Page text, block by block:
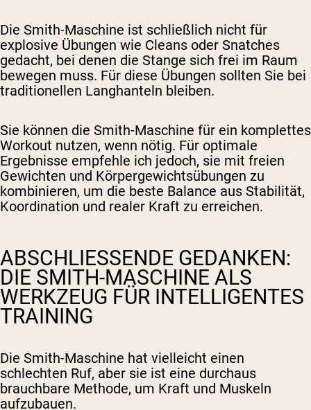
Die Smith-Maschine ist schließlich nicht für
explosive Übungen wie Cleans oder Snatches
gedacht, bei denen die Stange sich frei im Raum
bewegen muss. Für diese Übungen sollten Sie bei
traditionellen Langhanteln bleiben.
Sie können die Smith-Maschine für ein komplettes
Workout nutzen, wenn nötig. Für optimale
Ergebnisse empfehle ich jedoch, sie mit freien
Gewichten und Körpergewichtsübungen zu
kombinieren, um die beste Balance aus Stabilität,
Koordination und realer Kraft zu erreichen.
ABSCHLIESSENDE GEDANKEN: D
IE SMITH-MASCHINE ALS W
ERKZEUG FÜR INTELLIGENTES T
RAINING
Die Smith-Maschine hat vielleicht einen
schlechten Ruf, aber sie ist eine durchaus
brauchbare Methode, um Kraft und Muskeln
aufzubauen.